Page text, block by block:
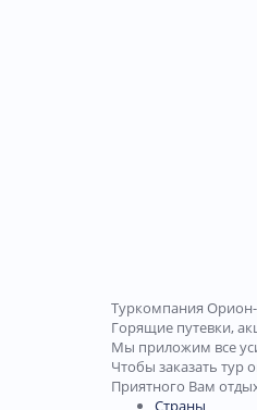
Туркомпания
Горящие путевки,
Мы приложим все
Чтобы заказать
Приятного Вам
Страны